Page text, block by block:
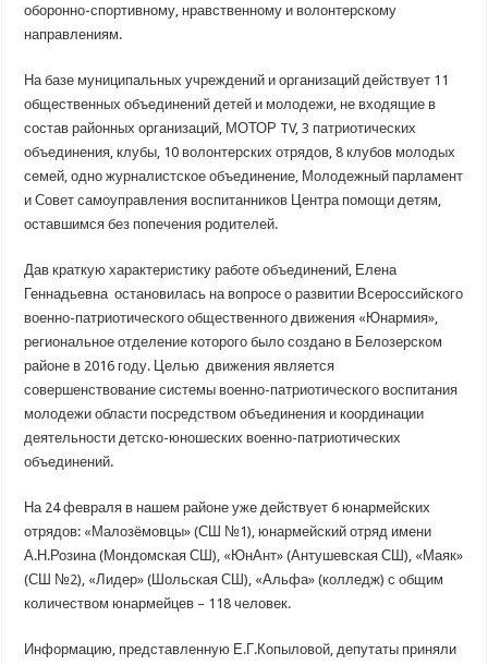
оборонно-спортивному, нравственному и волонтерскому
направлениям.
На базе муниципальных учреждений и организаций действует 11
общественных объединений детей и молодежи, не входящие в
состав районных организаций, МОТОР TV, 3 патриотических
объединения, клубы, 10 волонтерских отрядов, 8 клубов молодых
семей, одно журналистское объединение, Молодежный парламент
и Совет самоуправления воспитанников Центра помощи детям,
оставшимся без попечения родителей.
Дав краткую характеристику работе объединений, Елена
Геннадьевна остановилась на вопросе о развитии Всероссийского
военно-патриотического общественного движения «Юнармия»,
региональное отделение которого было создано в Белозерском
районе в 2016 году. Целью движения является
совершенствование системы военно-патриотического воспитания
молодежи области посредством объединения и координации
деятельности детско-юношеских военно-патриотических
объединений.
На 24 февраля в нашем районе уже действует 6 юнармейских
отрядов: «Малозёмовцы» (СШ №1), юнармейский отряд имени
А.Н.Розина (Мондомская СШ), «ЮнАнт» (Антушевская СШ), «Маяк»
(СШ №2), «Лидер» (Шольская СШ), «Альфа» (колледж) с общим
количеством юнармейцев – 118 человек.
Информацию, представленную Е.Г.Копыловой, депутаты приняли